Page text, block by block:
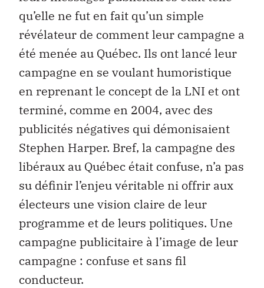
qu’elle ne fut en fait qu’un simple
révélateur de comment leur campagne a
été menée au Québec. Ils ont lancé leur
campagne en se voulant humoristique
en reprenant le concept de la LNI et ont
terminé, comme en 2004, avec des
publicités négatives qui démonisaient
Stephen Harper. Bref, la campagne des
libéraux au Québec était confuse, n’a pas
su définir l’enjeu véritable ni offrir aux
électeurs une vision claire de leur
programme et de leurs politiques. Une
campagne publicitaire à l’image de leur
campagne : confuse et sans fil
conducteur.